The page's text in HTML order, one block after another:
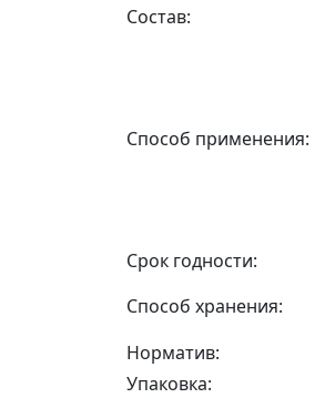
Состав:
Способ применения:
Срок годности:
Способ хранения:
Норматив:
Упаковка: